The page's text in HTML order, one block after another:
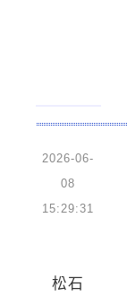
2026-06-
08
15:29:31
松石